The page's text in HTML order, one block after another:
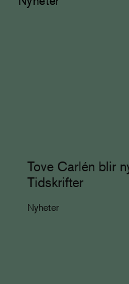
Tove Carlén blir
Tidskrifter
Nyheter